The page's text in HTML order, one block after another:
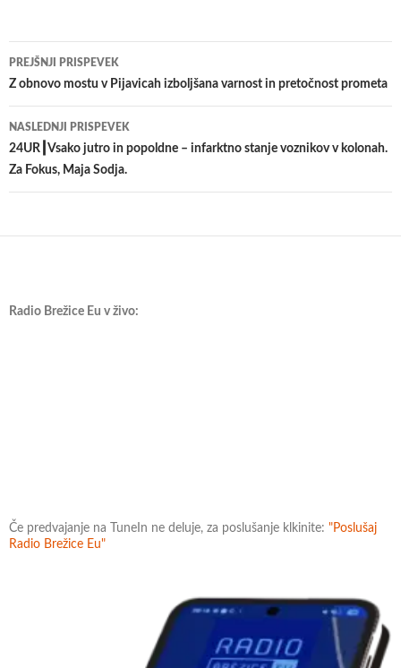
Krmarjenje
po
prispevkih
PREJŠNJI PRISPEVEK
Z obnovo mostu v Pijavicah izboljšana varnost in pretočnost prometa
NASLEDNJI PRISPEVEK
24UR┃Vsako jutro in popoldne – infarktno stanje voznikov v kolonah.
Za Fokus, Maja Sodja.
Radio Brežice Eu v živo:
Če predvajanje na TuneIn ne deluje, za poslušanje klkinite: "Poslušaj
Radio Brežice Eu"